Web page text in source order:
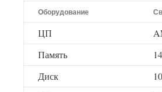
Оборудование
ЦП
Память
Диск